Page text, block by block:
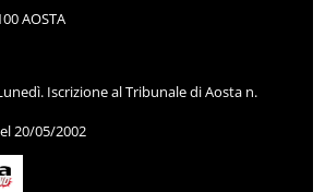
AOSTA
Iscrizione al Tribunale di Aosta n.
20/05/2002